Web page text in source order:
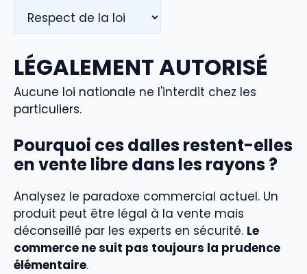
LÉGALEMENT AUTORISÉ
Aucune loi nationale ne l'interdit chez les
particuliers.
Pourquoi ces dalles restent-elles
en vente libre dans les rayons ?
Analysez le paradoxe commercial actuel. Un
produit peut être légal à la vente mais
déconseillé par les experts en sécurité. Le
commerce ne suit pas toujours la prudence
élémentaire.